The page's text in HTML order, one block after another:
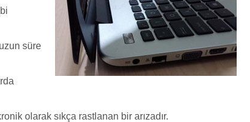
süre
olarak sıkça rastlanan bir arızadır.